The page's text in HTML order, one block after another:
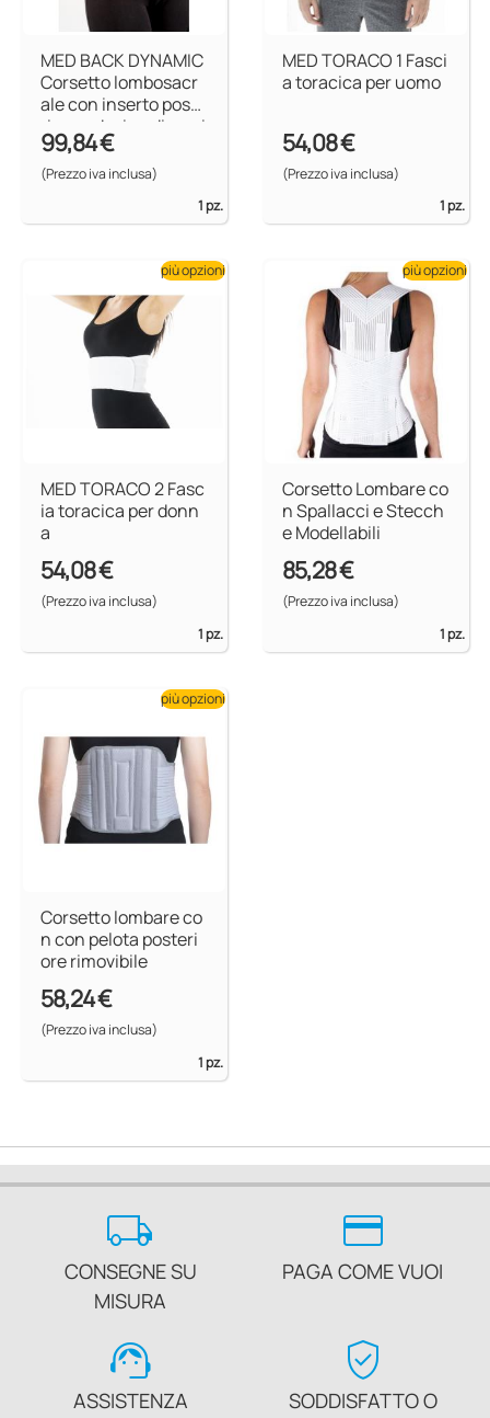
MED BACK DYNAMIC
Corsetto lombosacr
ale con inserto poste
riore e design dinami
co
99,84 €
(Prezzo iva inclusa)
1 pz.
MED TORACO 1 Fasci
a toracica per uomo
54,08 €
(Prezzo iva inclusa)
1 pz.
MED TORACO 2 Fasc
ia toracica per donn
a
54,08 €
(Prezzo iva inclusa)
1 pz.
più opzioni
Corsetto Lombare co
n Spallacci e Stecch
e Modellabili
85,28 €
(Prezzo iva inclusa)
1 pz.
più opzioni
Corsetto lombare co
n con pelota posteri
ore rimovibile
58,24 €
(Prezzo iva inclusa)
1 pz.
più opzioni
local_shipping
CONSEGNE SU
MISURA
credit_card
PAGA COME VUOI
support_agent
ASSISTENZA
verified_user
SODDISFATTO O